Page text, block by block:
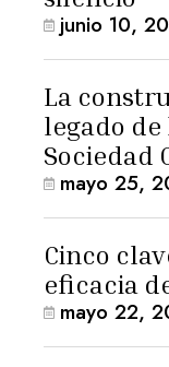
junio 10,
La
legado de
Sociedad
mayo 25,
Cinco
eficacia
mayo 22,